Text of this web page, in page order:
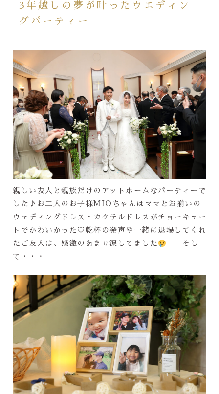
3年越しの夢が叶ったウエディン
グパーティー
親しい友人と親族だけのアットホームなパーティーで
した♪お二人のお子様MIOちゃんはママとお揃いの
ウェディングドレス・カクテルドレスがチョーキュー
トでかわいかった♡乾杯の発声や一緒に退場してくれ
たご友人は、感激のあまり涙してました
そし
て・・・